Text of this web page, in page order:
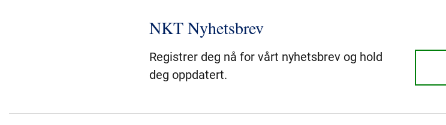
NKT Nyhetsbrev
Registrer deg nå for vårt nyhetsbrev og hold
deg oppdatert.